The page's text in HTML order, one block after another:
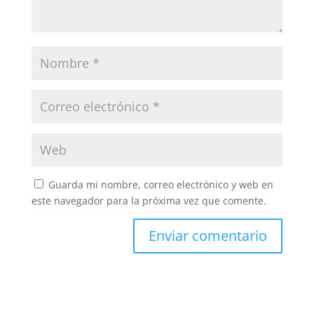
Guarda mi nombre, correo electrónico y web en
este navegador para la próxima vez que comente.